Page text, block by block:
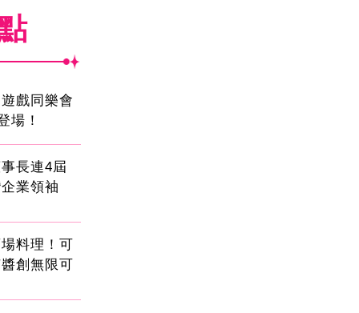
戲同樂會
場！
長連4屆
業領袖
料理！可
創無限可